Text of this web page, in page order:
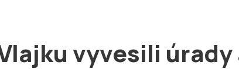
vyvesili